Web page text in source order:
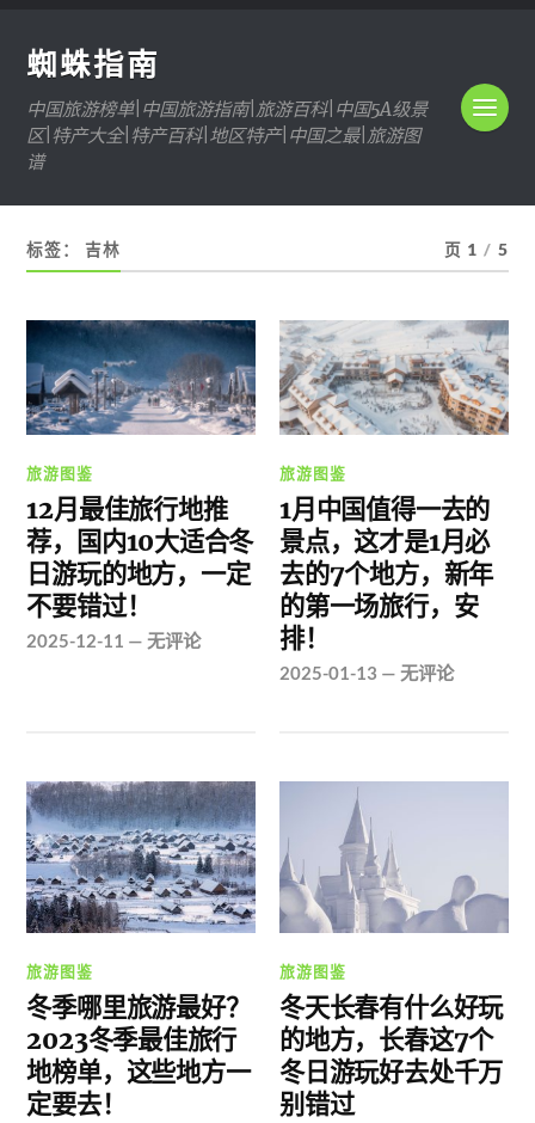
蜘蛛指南
中国旅游榜单|中国旅游指南|旅游百科|中国5A级景
区|特产大全|特产百科|地区特产|中国之最|旅游图
谱
标签：吉林 页 1 / 5
旅游图鉴
12月最佳旅行地推
荐，国内10大适合冬
日游玩的地方，一定
不要错过！
2025-12-11 —无评论
旅游图鉴
1月中国值得一去的
景点，这才是1月必
去的7个地方，新年
的第一场旅行，安
排！
2025-01-13 —无评论
旅游图鉴
冬季哪里旅游最好？
2023冬季最佳旅行
地榜单，这些地方一
定要去！
旅游图鉴
冬天长春有什么好玩
的地方，长春这7个
冬日游玩好去处千万
别错过